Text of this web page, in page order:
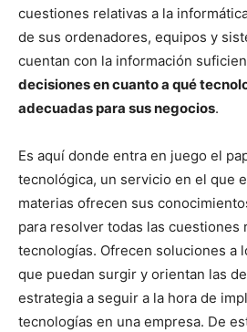
cuestiones relativas a la
de sus ordenadores, equipos y
cuentan con la información
decisiones en cuanto a qué
adecuadas para sus negocios.
Es aquí donde entra en juego el
tecnológica, un servicio en el que
materias ofrecen sus
para resolver todas las cuestiones
tecnologías. Ofrecen soluciones a
que puedan surgir y orientan las
estrategia a seguir a la hora de
tecnologías en una empresa. De